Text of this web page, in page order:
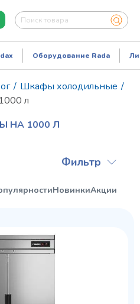
Оборудование Rada
/ Шкафы холодильные /
л
НА 1000 Л
Фильтр
НовинкиАкции